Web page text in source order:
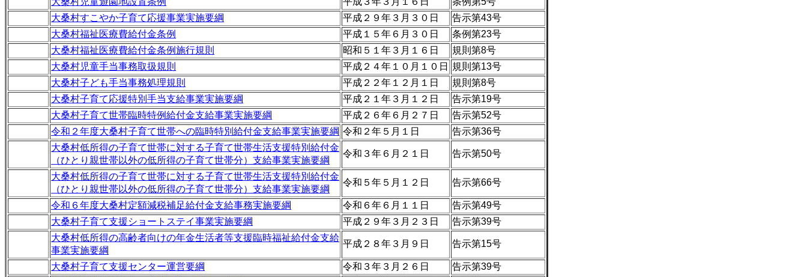
大桑村すこやか子育て応援事業実施要綱
平成２９年３月３０日
告示第43号
大桑村福祉医療費給付金条例
平成１５年６月３０日
条例第23号
大桑村福祉医療費給付金条例施行規則
昭和５１年３月１６日
規則第8号
大桑村児童手当事務取扱規則
平成２４年１０月１０日
規則第13号
大桑村子ども手当事務処理規則
平成２２年１２月１日
規則第8号
大桑村子育て応援特別手当支給事業実施要綱
平成２１年３月１２日
告示第19号
大桑村子育て世帯臨時特例給付金支給事業実施要綱
平成２６年６月２７日
告示第52号
令和２年度大桑村子育て世帯への臨時特別給付金支給事業実施要綱 令和２年５月１日
告示第36号
大桑村低所得の子育て世帯に対する子育て世帯生活支援特別給付金
（ひとり親世帯以外の低所得の子育て世帯分）支給事業実施要綱
令和３年６月２１日 告示第50号
大桑村低所得の子育て世帯に対する子育て世帯生活支援特別給付金
（ひとり親世帯以外の低所得の子育て世帯分）支給事業実施要綱
令和５年５月１２日 告示第66号
令和６年度大桑村定額減税補足給付金支給事務実施要綱 令和６年６月１１日
告示第49号
大桑村子育て支援ショートステイ事業実施要綱
平成２９年３月２３日
告示第39号
大桑村低所得の高齢者向けの年金生活者等支援臨時福祉給付金支給
事業実施要綱
平成２８年３月９日 告示第15号
大桑村子育て支援センター運営要綱 令和３年３月２６日
告示第39号